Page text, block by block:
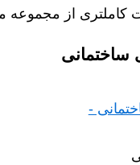
از مجموعه